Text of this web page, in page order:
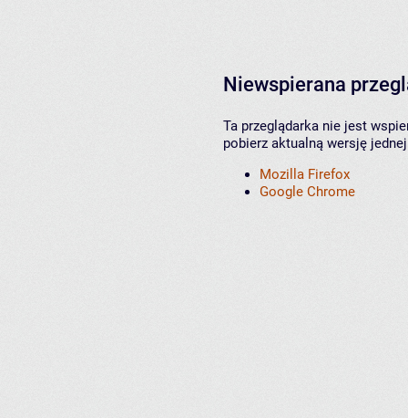
Niewspierana
Ta przeglądarka nie jest
pobierz aktualną wersję
Mozilla Firefox
Google Chrome